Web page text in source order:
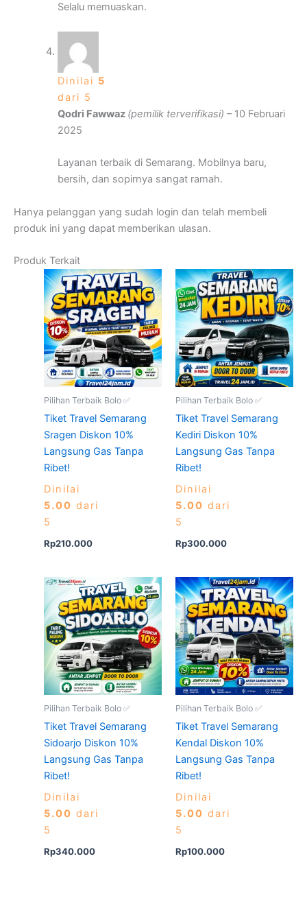
Selalu memuaskan.
Dinilai 5
dari 5
Qodri Fawwaz (pemilik terverifikasi) – 10 Februari
2025
Layanan terbaik di Semarang. Mobilnya baru,
bersih, dan sopirnya sangat ramah.
Hanya pelanggan yang sudah login dan telah membeli
produk ini yang dapat memberikan ulasan.
Produk Terkait
Pilihan Terbaik Bolo ✅
Tiket Travel Semarang
Sragen Diskon 10%
Langsung Gas Tanpa
Ribet!
Dinilai
5.00 dari
5
Rp210.000
Pilihan Terbaik Bolo ✅
Tiket Travel Semarang
Kediri Diskon 10%
Langsung Gas Tanpa
Ribet!
Dinilai
5.00 dari
5
Rp300.000
Pilihan Terbaik Bolo ✅
Tiket Travel Semarang
Sidoarjo Diskon 10%
Langsung Gas Tanpa
Ribet!
Dinilai
5.00 dari
5
Rp340.000
Pilihan Terbaik Bolo ✅
Tiket Travel Semarang
Kendal Diskon 10%
Langsung Gas Tanpa
Ribet!
Dinilai
5.00 dari
5
Rp100.000